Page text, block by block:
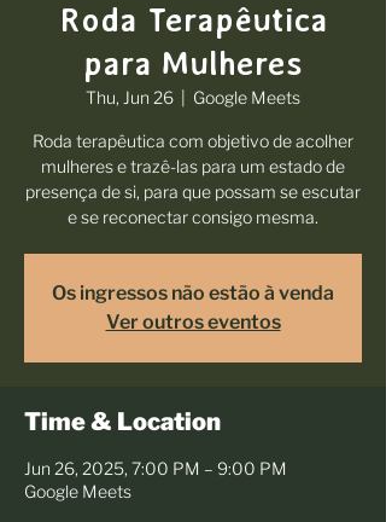
Roda Terapêutica
para Mulheres
Thu, Jun 26 Google Meets
Roda terapêutica com objetivo de acolher
mulheres e trazê-las para um estado de
presença de si, para que possam se escutar
e se reconectar consigo mesma.
Os ingressos não estão à venda
Ver outros eventos
Time & Location
Jun 26, 2025, 7:00 PM – 9:00 PM
Google Meets